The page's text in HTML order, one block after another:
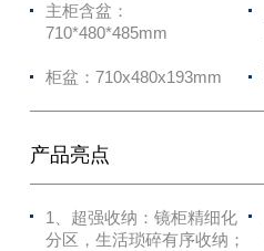
主柜含盆：
710*480*485mm
柜盆：710x480x193mm
产品亮点
1、超强收纳：镜柜精细化
分区，生活琐碎有序收纳；